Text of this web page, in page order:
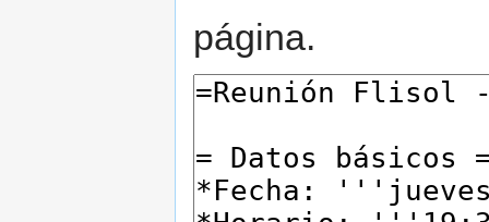
página.